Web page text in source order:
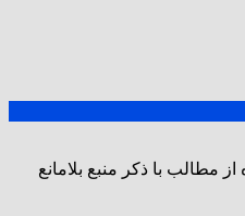
مطالب با ذكر منبع بلامانع